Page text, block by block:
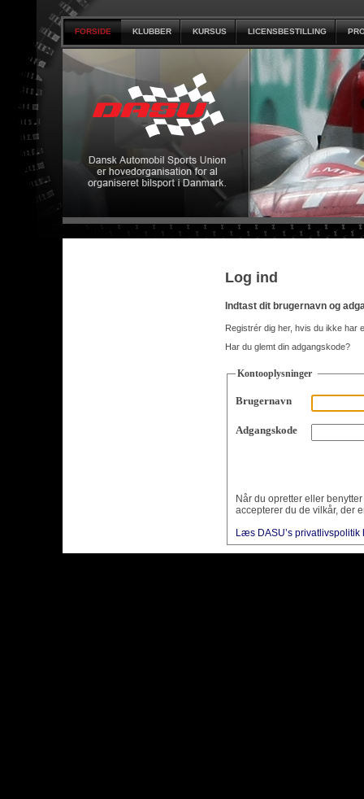
FORSIDE KLUBBER KURSUS LICENSBESTILLING
Log ind
Indtast dit brugernavn og
Registrér dig her, hvis du ikke har
Har du glemt din adgangskode?
Kontooplysninger
Brugernavn
Adgangskode
Når du opretter eller
accepterer du de vilkår, der
Læs DASU’s privatlivspolitik